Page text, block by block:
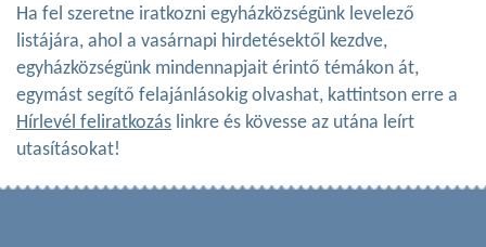
Ha fel szeretne iratkozni egyházközségünk levelező
listájára, ahol a vasárnapi hirdetésektől kezdve,
egyházközségünk mindennapjait érintő témákon át,
egymást segítő felajánlásokig olvashat, kattintson erre a
Hírlevél feliratkozás linkre és kövesse az utána leírt
utasításokat!